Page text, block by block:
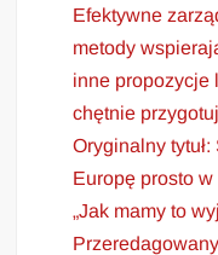
Efektywne
metody
inne propozycje
chętnie
Oryginalny
Europę prosto
„Jak mamy to